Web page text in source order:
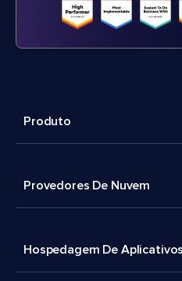
Produto
Provedores De Nuvem
Hospedagem De Aplicativos